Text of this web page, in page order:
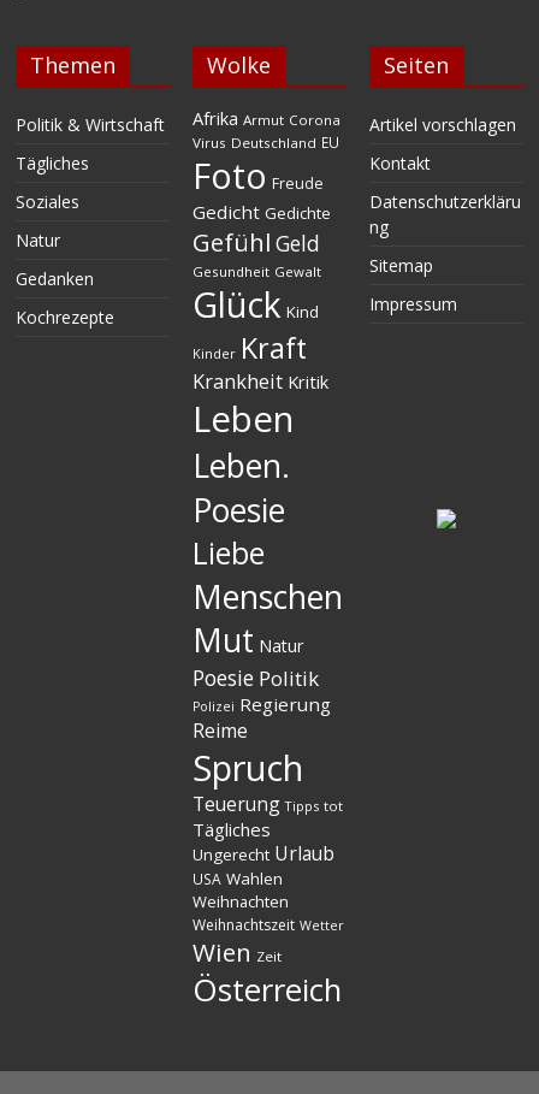
Themen
Politik & Wirtschaft
Tägliches
Soziales
Natur
Gedanken
Kochrezepte
Wolke
Afrika Armut Corona
Virus Deutschland EU
Foto Freude
Gedicht Gedichte
Gefühl Geld
Gesundheit Gewalt
Glück Kind
Kinder Kraft
Krankheit Kritik
Leben
Leben.
Poesie
Liebe
Menschen
Mut Natur
Poesie Politik
Polizei Regierung
Reime
Spruch
Teuerung Tipps tot
Tägliches
Ungerecht Urlaub
USA Wahlen
Weihnachten
Weihnachtszeit Wetter
Wien Zeit
Österreich
Seiten
Artikel vorschlagen
Kontakt
Datenschutzerkläru
ng
Sitemap
Impressum